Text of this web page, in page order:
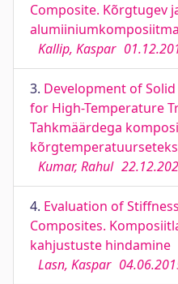
Composite. Kõrgtugev
Kallip, Kaspar
3. Development of
for High-Temperature
Tahkmäärdega
Kumar, Rahul
4. Evaluation of
Composites.
kahjustuste hindamine
Lasn, Kaspar